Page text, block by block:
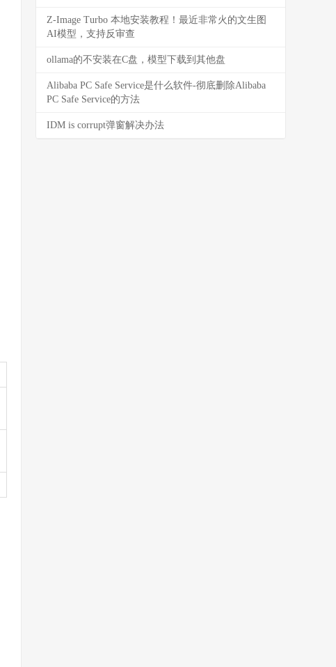
Z-Image Turbo 本地安装教程！最近非常火的文生图
AI模型，支持反审查
ollama的不安装在C盘，模型下载到其他盘
Alibaba PC Safe Service是什么软件-彻底删除Alibaba
PC Safe Service的方法
IDM is corrupt弹窗解决办法